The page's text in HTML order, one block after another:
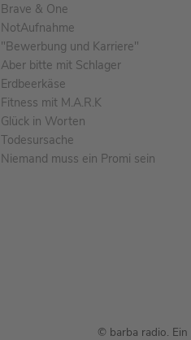
Brave & One
NotAufnahme
"Bewerbung und Karriere"
Aber bitte mit Schlager
Erdbeerkäse
Fitness mit M.A.R.K
Glück in Worten
Todesursache
Niemand muss ein Promi sein
© barba radio. Ein